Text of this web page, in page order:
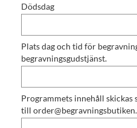
Dödsdag
Plats dag och tid för
begravningsgudstjänst.
Programmets innehåll skickas
till